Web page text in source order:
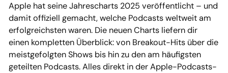
Apple hat seine Jahrescharts 2025 veröffentlicht – und
damit offiziell gemacht, welche Podcasts weltweit am
erfolgreichsten waren. Die neuen Charts liefern dir
einen kompletten Überblick: von Breakout-Hits über die
meistgefolgten Shows bis hin zu den am häufigsten
geteilten Podcasts. Alles direkt in der Apple-Podcasts-